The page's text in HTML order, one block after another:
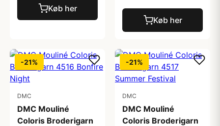
Køb her
Køb her
-21%
DMC
DMC Mouliné
Coloris Broderigarn
-21%
DMC
DMC Mouliné
Coloris Broderigarn